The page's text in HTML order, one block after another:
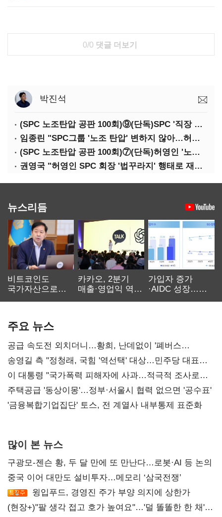
0/0 댓글 더보기
박진석
(SPC 노조탄압 공판 100회)⑨(단독)SPC '직장 갑질' 도 넘었다…'성희롱·돈 갈취' 묵인
임종린 "SPC그룹 '노조 탄압' 변하지 않아…허영인 회장 '강력한 처벌' 필요"
(SPC 노조탄압 공판 100회)⑦(단독)허영인 '노조탄압' 재판 중인데…언론 제보했다고 '보복성 조치'
권영국 "허영인 SPC 회장 '법꾸라지' 행태로 재판 지연…'노조 탄압' 증거 쏟아져"
뉴스리듬
비트코인도
국가자산으로…'
카카오, 2분기
매출·영업익 역대
가입자 증가
·AIDC 성장…
주요 뉴스
공급 속도전 외치더니…황희, 난데없이 '폐버스
리모델링' 제안
송영길 측 "정청래, 국힘 '역선택' 대상…민주당 대표로
총선 지휘 못해"
이 대통령 "국가폭력 피해자에 사과…적극적 조사로
진실 밝혀야"
주택공급 '동상이몽'…정부·서울시 협력 없으면 '공수표'
'금융복합기업집단' 토스, 전 계열사 내부통제 표준화
많이 본 뉴스
구광모-젠슨 황, 두 달 만에 또 만난다…로봇·AI 등 논의
중국 이어 대만도 설비투자…메모리 ‘삼국전쟁’
윙입푸드, 경영진 주가 부양 의지에 상한가
(현장+)"팔 생각 접고 호가 높여요"…'덜 똘똘한 한 채'